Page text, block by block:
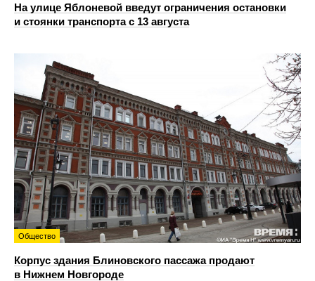
На улице Яблоневой введут ограничения остановки
и стоянки транспорта с 13 августа
Общество
Корпус здания Блиновского пассажа продают
в Нижнем Новгороде